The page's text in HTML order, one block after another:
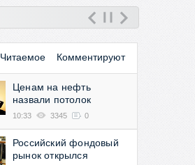
Читаемое Комментируют
Ценам на нефть
назвали потолок
10:33 3345 0
Российский фондовый
рынок открылся